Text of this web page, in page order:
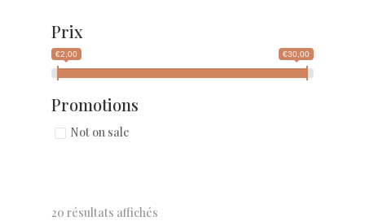
Prix
€2,00 €30,00
Promotions
Not on sale
20 résultats affichés